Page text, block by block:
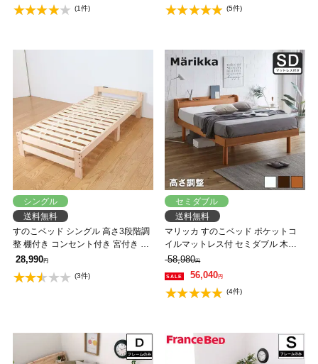
(1件) (5件)
シングル
送料無料
すのこベッド シングル 高さ3段階調
整 棚付き コンセント付き 宮付き 国
産ひのき使用 天然木製 高さ調節が
できるベッド ベッドフレーム
28,990円
(3件)
セミダブル
送料無料
マリッカ すのこベッド ポケットコ
イルマットレス付 セミダブル 木製
ベッド 天然木 高さ3段階調節 棚・コ
ンセント付き ナチュラル ホワイト
ブラウン 北欧調 【大型家具配送】
58,980円
56,040円
(4件)